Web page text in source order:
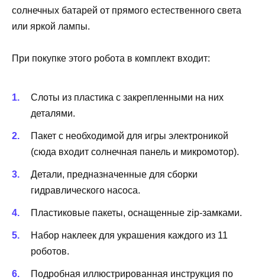
солнечных батарей от прямого естественного света
или яркой лампы.
При покупке этого робота в комплект входит:
Слоты из пластика с закрепленными на них
деталями.
Пакет с необходимой для игры электроникой
(сюда входит солнечная панель и микромотор).
Детали, предназначенные для сборки
гидравлического насоса.
Пластиковые пакеты, оснащенные zip-замками.
Набор наклеек для украшения каждого из 11
роботов.
Подробная иллюстрированная инструкция по